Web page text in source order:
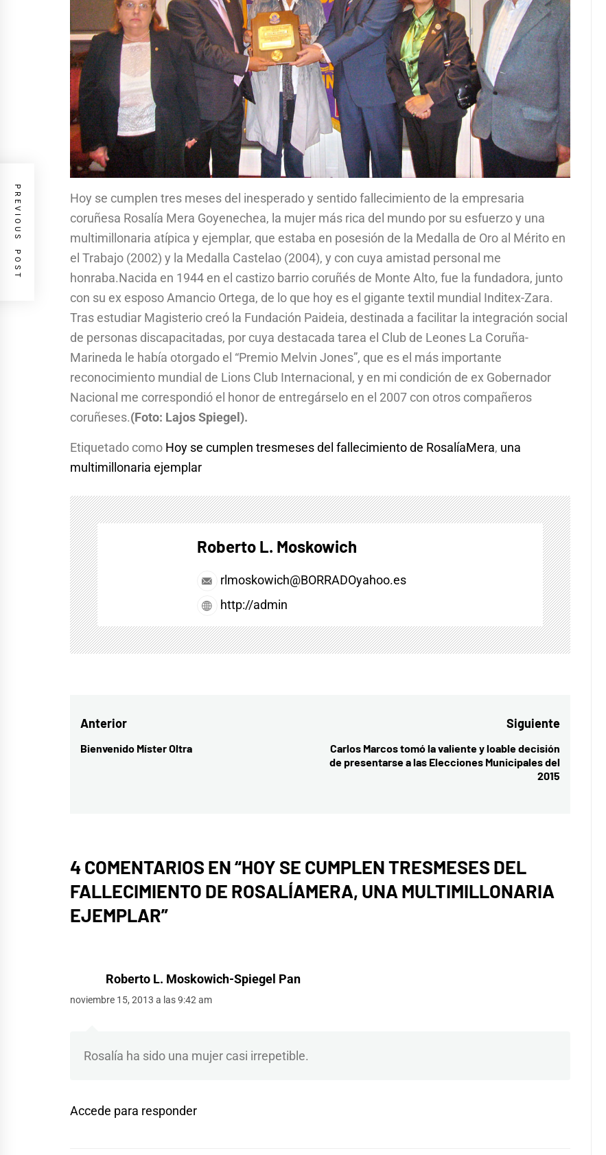
Hoy se cumplen tres meses del inesperado y sentido fallecimiento de la empresaria
coruñesa Rosalía Mera Goyenechea, la mujer más rica del mundo por su esfuerzo y una
multimillonaria atípica y ejemplar, que estaba en posesión de la Medalla de Oro al Mérito en
el Trabajo (2002) y la Medalla Castelao (2004), y con cuya amistad personal me
honraba.Nacida en 1944 en el castizo barrio coruñés de Monte Alto, fue la fundadora, junto
con su ex esposo Amancio Ortega, de lo que hoy es el gigante textil mundial Inditex-Zara.
Tras estudiar Magisterio creó la Fundación Paideia, destinada a facilitar la integración social
de personas discapacitadas, por cuya destacada tarea el Club de Leones La Coruña-
Marineda le había otorgado el “Premio Melvin Jones”, que es el más importante
reconocimiento mundial de Lions Club Internacional, y en mi condición de ex Gobernador
Nacional me correspondió el honor de entregárselo en el 2007 con otros compañeros
coruñeses.(Foto: Lajos Spiegel).
Etiquetado como Hoy se cumplen tresmeses del fallecimiento de RosalíaMera, una
multimillonaria ejemplar
Roberto L. Moskowich
rlmoskowich@BORRADOyahoo.es
http://admin
Navegación
de
Anterior
Entrada
Bienvenido Míster Oltra
Siguiente
Entrada
siguiente:
Carlos Marcos tomó la valiente y loable decisión
de presentarse a las Elecciones Municipales del
2015
PREVIOUS POST
4 COMENTARIOS EN “HOY SE CUMPLEN TRESMESES DEL
FALLECIMIENTO DE ROSALÍAMERA, UNA MULTIMILLONARIA
EJEMPLAR”
Roberto L. Moskowich-Spiegel Pan
noviembre 15, 2013 a las 9:42 am
Rosalía ha sido una mujer casi irrepetible.
Accede para responder